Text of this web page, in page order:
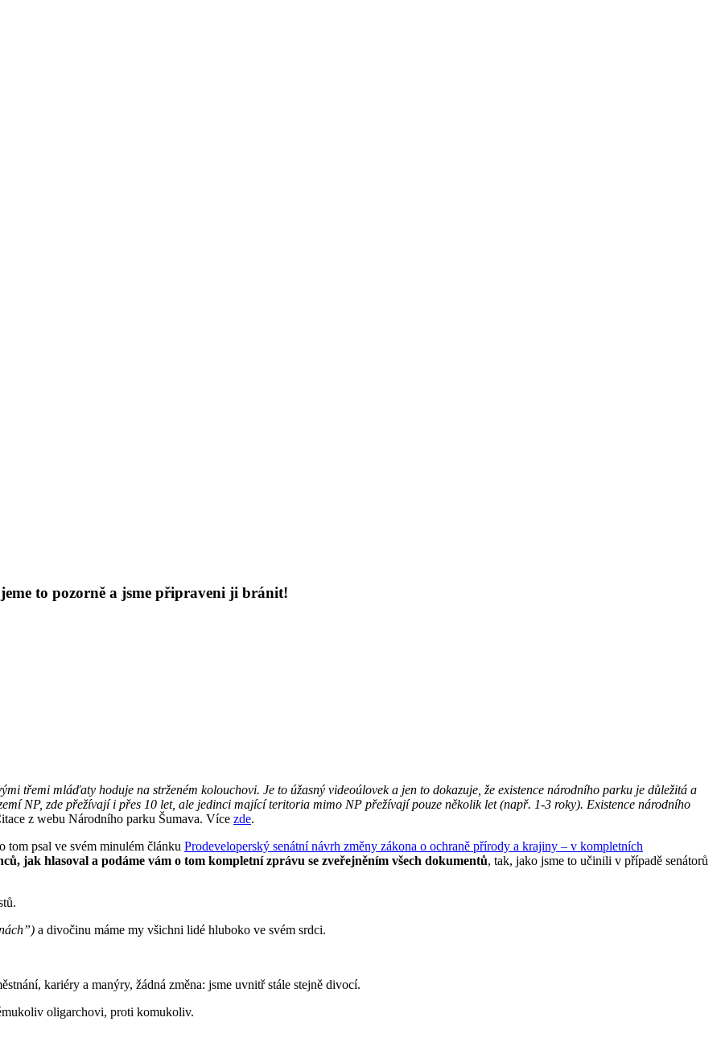
to pozorně a jsme připraveni ji bránit!
třemi mláďaty hoduje na strženém kolouchovi. Je to úžasný videoúlovek a jen to dokazuje, že existence národního parku je důležitá a
NP, zde přežívají i přes 10 let, ale jedinci mající teritoria mimo NP přežívají pouze několik let (např. 1-3 roky). Existence národního
z webu Národního parku Šumava. Více zde.
tom psal ve svém minulém článku Prodeveloperský senátní návrh změny zákona o ochraně přírody a krajiny – v kompletních
jak hlasoval a podáme vám o tom kompletní zprávu se zveřejněním všech dokumentů, tak, jako jsme to učinili v případě senátorů
a divočinu máme my všichni lidé hluboko ve svém srdci.
kariéry a manýry, žádná změna: jsme uvnitř stále stejně divocí.
oligarchovi, proti komukoliv.